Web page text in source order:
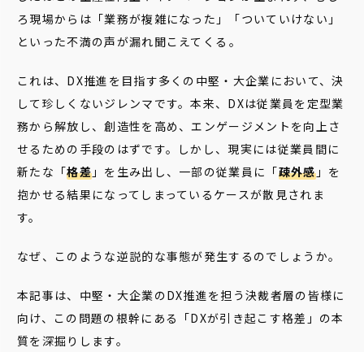
ろ現場からは「業務が複雑になった」「ついていけない」
といった不満の声が漏れ聞こえてくる――。
これは、DX推進を目指す多くの中堅・大企業において、決
して珍しくないジレンマです。本来、DXは従業員を定型業
務から解放し、創造性を高め、エンゲージメントを向上さ
せるための手段のはずです。しかし、現実には従業員間に
新たな「格差」を生み出し、一部の従業員に「疎外感」を
抱かせる結果になってしまっているケースが散見されま
す。
なぜ、このような逆説的な事態が発生するのでしょうか。
本記事は、中堅・大企業のDX推進を担う決裁者層の皆様に
向け、この問題の根幹にある「DXが引き起こす格差」の本
質を深掘りします。